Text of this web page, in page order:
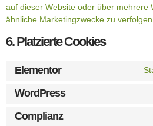
auf dieser Website oder über mehrere
ähnliche Marketingzwecke zu verfolgen.
6. Platzierte Cookies
Elementor
WordPress
Complianz